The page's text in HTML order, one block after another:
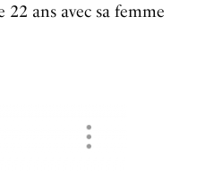
ans avec sa femme